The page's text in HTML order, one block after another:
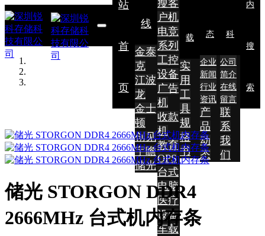
站
首
页
线
金泰
克
江波
龙
金士
顿
创见
宇瞻
储光
瘦客
户机
电竞
系列
工控
设备
广告
机
收款
机
教育
OPS
台式
电脑
医疗
设备
车载
载
实
用
工
具
规
格
书
态
企业
新闻
行业
资讯
产
品
动
态
科
公司
简介
在线
留言
联
系
我
们
内
搜
索
储光 STORGON DDR4
2666MHz 台式机内存条